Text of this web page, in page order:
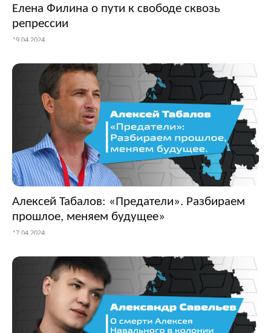
Елена Филина о пути к свободе сквозь
репрессии
19.04.2024
Алексей Табалов: «Предатели». Разбираем
прошлое, меняем будущее»
17.04.2024